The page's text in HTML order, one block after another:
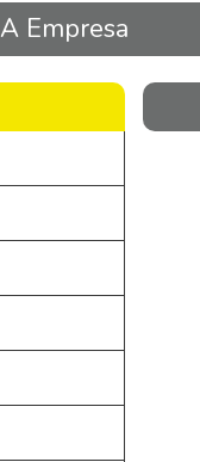
A Empresa